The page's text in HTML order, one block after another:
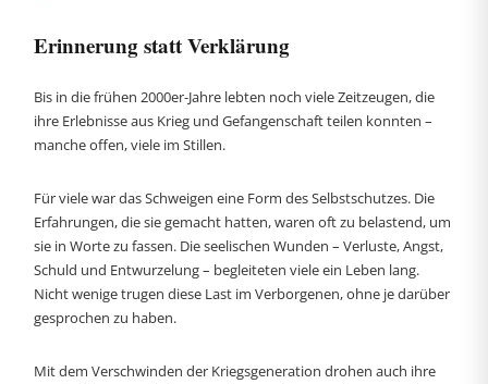
Erinnerung statt Verklärung
Bis in die frühen 2000er-Jahre lebten noch viele Zeitzeugen, die
ihre Erlebnisse aus Krieg und Gefangenschaft teilen konnten –
manche offen, viele im Stillen.
Für viele war das Schweigen eine Form des Selbstschutzes. Die
Erfahrungen, die sie gemacht hatten, waren oft zu belastend, um
sie in Worte zu fassen. Die seelischen Wunden – Verluste, Angst,
Schuld und Entwurzelung – begleiteten viele ein Leben lang.
Nicht wenige trugen diese Last im Verborgenen, ohne je darüber
gesprochen zu haben.
Mit dem Verschwinden der Kriegsgeneration drohen auch ihre